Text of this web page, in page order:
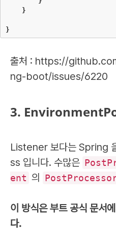
}
}
출처 : https://
ng-boot/issues/6220
3.
Listener 보다는 Spring
ss 입니다. 수많은
ent 의
이 방식은 부트 공식 문서
다.